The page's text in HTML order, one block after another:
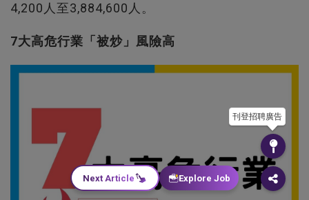
4,200人至3,884,600人。
7大高危行業「被炒」風險高
刊登招聘廣告
Next Article Explore Job